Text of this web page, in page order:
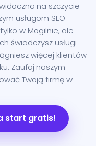
na szczycie
usługom SEO
w Mogilnie, ale
świadczysz usługi
więcej klientów
Zaufaj naszym
Twoją firmę w
start gratis!